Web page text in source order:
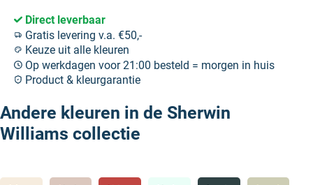
Direct leverbaar
Gratis levering v.a. €50,-
Keuze uit alle kleuren
Op werkdagen voor 21:00 besteld = morgen in huis
Product & kleurgarantie
Andere kleuren in de Sherwin
Williams collectie